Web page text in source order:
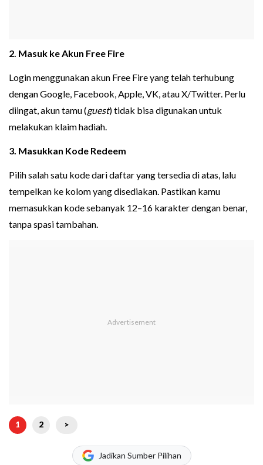
2. Masuk ke Akun Free Fire
Login menggunakan akun Free Fire yang telah terhubung
dengan Google, Facebook, Apple, VK, atau X/Twitter. Perlu
diingat, akun tamu (guest) tidak bisa digunakan untuk
melakukan klaim hadiah.
3. Masukkan Kode Redeem
Pilih salah satu kode dari daftar yang tersedia di atas, lalu
tempelkan ke kolom yang disediakan. Pastikan kamu
memasukkan kode sebanyak 12–16 karakter dengan benar,
tanpa spasi tambahan.
1 2 >
Jadikan Sumber Pilihan